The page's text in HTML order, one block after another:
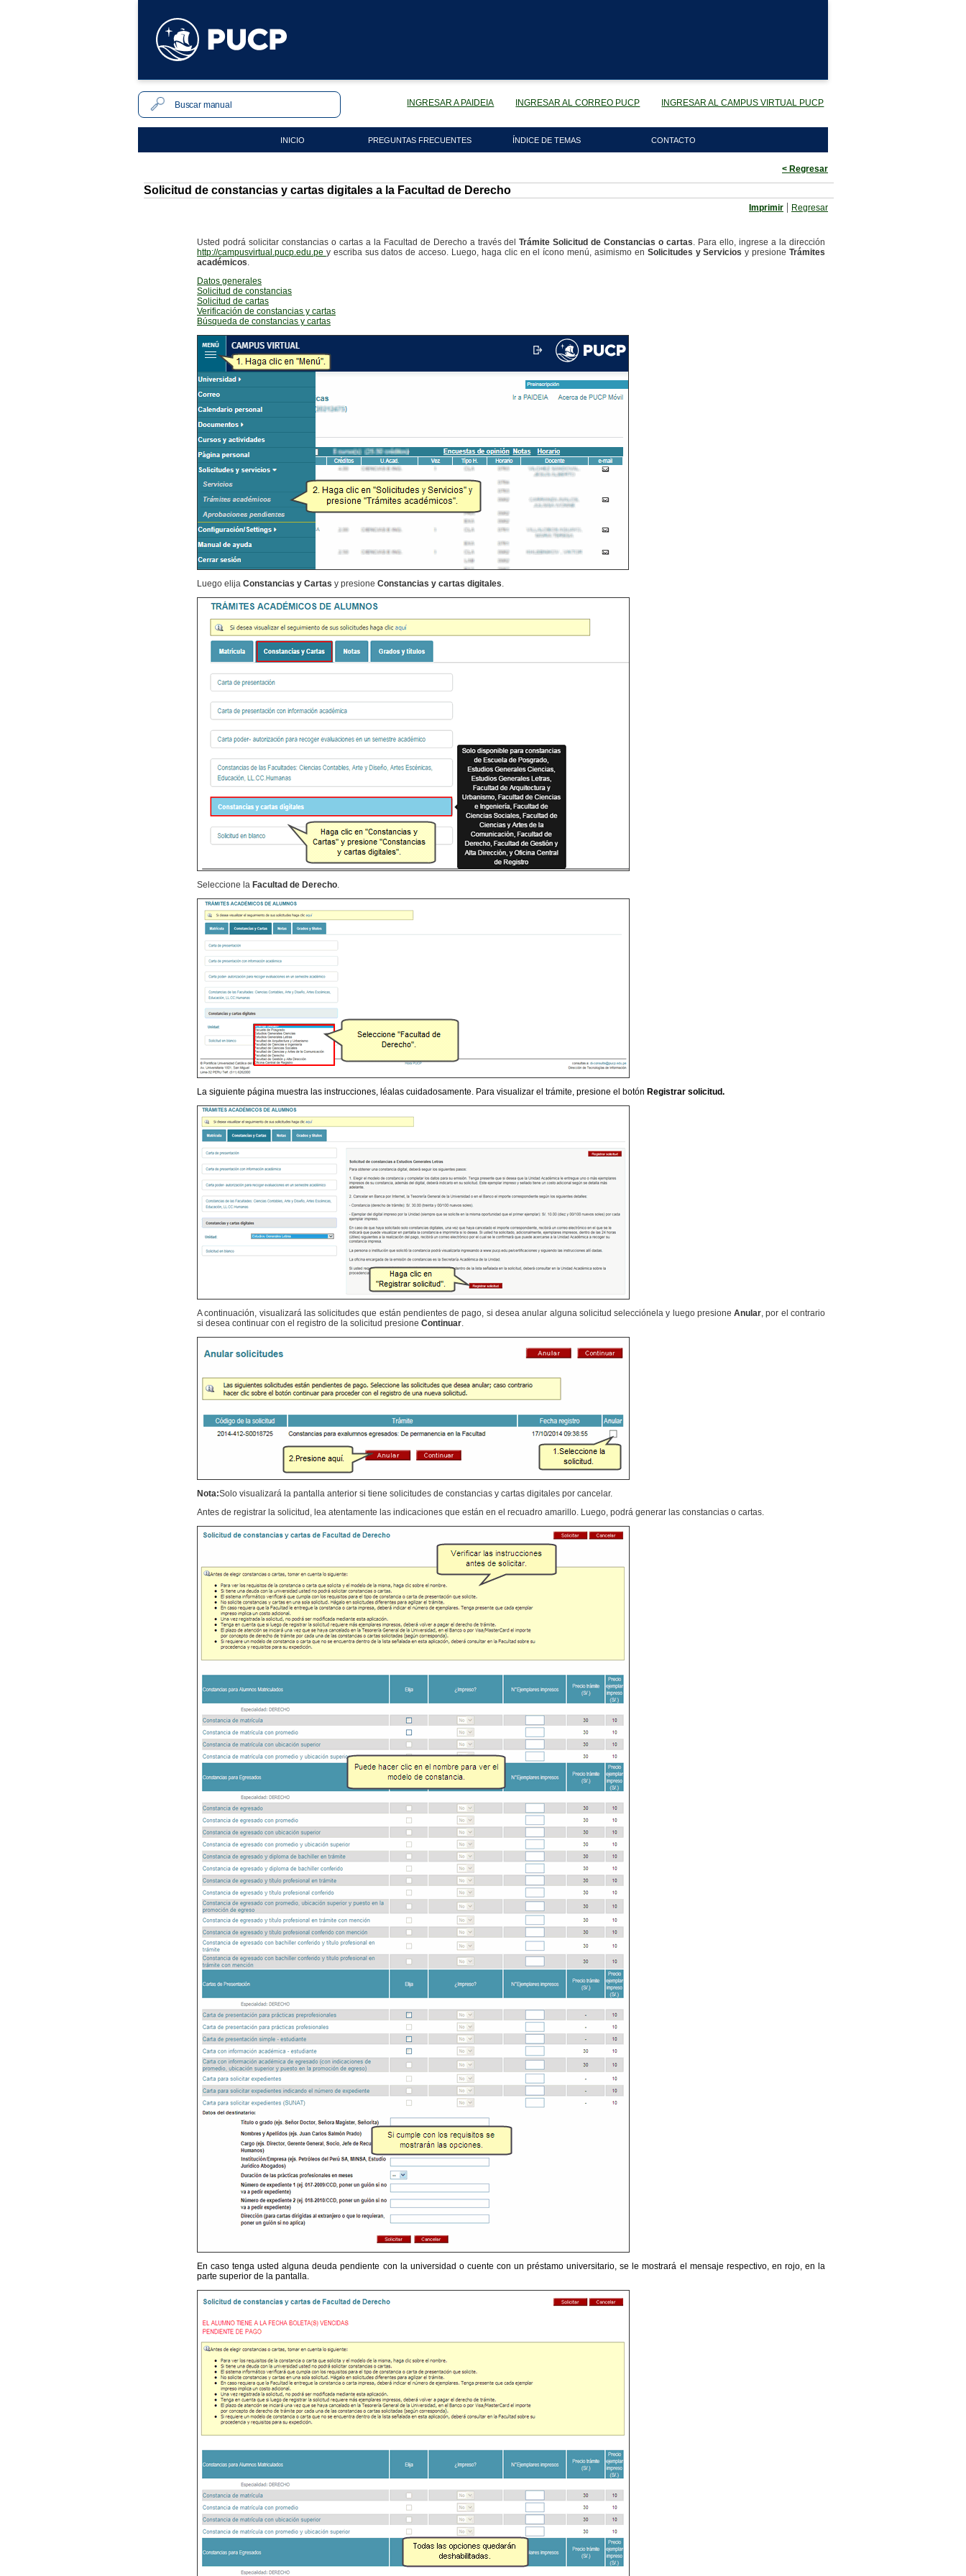
INGRESAR A PAIDEIA INGRESAR AL CORREO PUCP INGRESAR AL CAMPUS VIRTUAL PUCP
INICIO PREGUNTAS FRECUENTES ÍNDICE DE TEMAS CONTACTO
< Regresar
Solicitud de constancias y cartas digitales a la Facultad de Derecho
Imprimir | Regresar
Usted podrá solicitar constancias o cartas a la Facultad de Derecho a través delTrámite Solicitud de Constancias o cartas. Para ello, ingrese a la dirección
http://campusvirtual.pucp.edu.pe y escriba sus datos de acceso. Luego, haga clic en el ícono menú, asimismo en Solicitudes y Servicios y presioneTrámites
académicos.
Datos generales
Solicitud de constancias
Solicitud de cartas
Verificación de constancias y cartas
Búsqueda de constancias y cartas
Luego elija Constancias y Cartas y presione Constancias y cartas digitales.
Seleccione la Facultad de Derecho.
La siguiente página muestra las instrucciones, léalas cuidadosamente. Para visualizar el trámite, presione el botón Registrar solicitud.
A continuación, visualizará las solicitudes que están pendientes de pago, si desea anular alguna solicitud selecciónela y luego presioneAnular, por el contrario
si desea continuar con el registro de la solicitud presione Continuar.
Nota:Solo visualizará la pantalla anterior si tiene solicitudes de constancias y cartas digitales por cancelar.
Antes de registrar la solicitud, lea atentamente las indicaciones que están en el recuadro amarillo. Luego, podrá generar las constancias o cartas.
En caso tenga usted alguna deuda pendiente con la universidad o cuente con un préstamo universitario, se le mostrará el mensaje respectivo, en rojo, en la
parte superior de la pantalla.